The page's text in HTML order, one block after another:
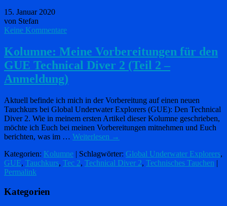
15. Januar 2020
von Stefan
Keine Kommentare
Kolumne: Meine Vorbereitungen für den
GUE Technical Diver 2 (Teil 2 –
Anmeldung)
Aktuell befinde ich mich in der Vorbereitung auf einen neuen
Tauchkurs bei Global Underwater Explorers (GUE): Den Technical
Diver 2. Wie in meinem ersten Artikel dieser Kolumne geschrieben,
möchte ich Euch bei meinen Vorbereitungen mitnehmen und Euch
berichten, was im … Weiterlesen →
Kategorien: Kolumne | Schlagwörter: Global Underwater Explorers,
GUE, Tauchkurs, Tec 2, Technical Diver 2, Technisches Tauchen |
Permalink
Kategorien